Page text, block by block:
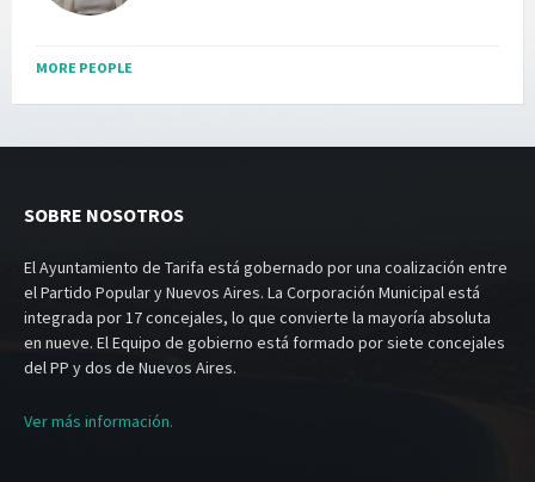
MORE PEOPLE
SOBRE NOSOTROS
El Ayuntamiento de Tarifa está gobernado por una coalización entre
el Partido Popular y Nuevos Aires. La Corporación Municipal está
integrada por 17 concejales, lo que convierte la mayoría absoluta
en nueve. El Equipo de gobierno está formado por siete concejales
del PP y dos de Nuevos Aires.
Ver más información.